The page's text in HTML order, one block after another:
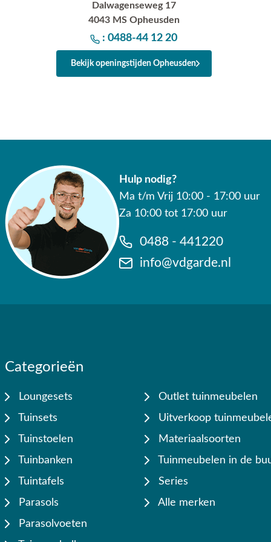
Dalwagenseweg 17
4043 MS Opheusden
: 0488-44 12 20
Bekijk openingstijden Opheusden
Hulp nodig?
Ma t/m Vrij 10:00 - 17:00 uur
Za 10:00 tot 17:00 uur
0488 - 441220
info@vdgarde.nl
Categorieën
Loungesets
Tuinsets
Tuinstoelen
Tuinbanken
Tuintafels
Parasols
Parasolvoeten
Outlet tuinmeubelen
Uitverkoop
Materiaalsoorten
Tuinmeubelen in de
Series
Alle merken